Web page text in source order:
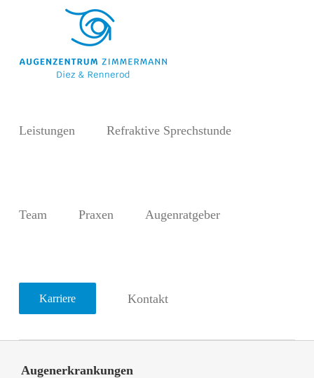
Leistungen Refraktive Sprechstunde
Team Praxen Augenratgeber
Karriere Kontakt
Augenerkrankungen